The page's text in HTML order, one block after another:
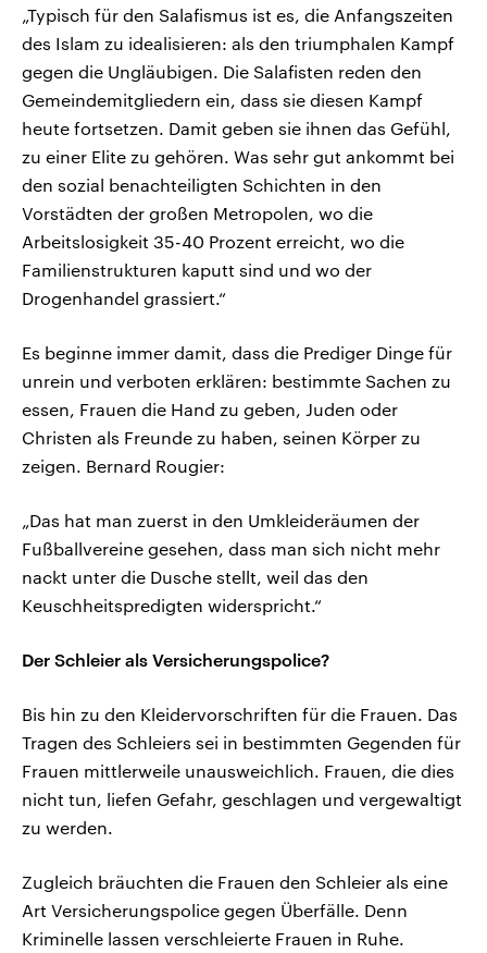
„Typisch für den Salafismus ist es, die Anfangszeiten
des Islam zu idealisieren: als den triumphalen Kampf
gegen die Ungläubigen. Die Salafisten reden den
Gemeindemitgliedern ein, dass sie diesen Kampf
heute fortsetzen. Damit geben sie ihnen das Gefühl,
zu einer Elite zu gehören. Was sehr gut ankommt bei
den sozial benachteiligten Schichten in den
Vorstädten der großen Metropolen, wo die
Arbeitslosigkeit 35-40 Prozent erreicht, wo die
Familienstrukturen kaputt sind und wo der
Drogenhandel grassiert.“
Es beginne immer damit, dass die Prediger Dinge für
unrein und verboten erklären: bestimmte Sachen zu
essen, Frauen die Hand zu geben, Juden oder
Christen als Freunde zu haben, seinen Körper zu
zeigen. Bernard Rougier:
„Das hat man zuerst in den Umkleideräumen der
Fußballvereine gesehen, dass man sich nicht mehr
nackt unter die Dusche stellt, weil das den
Keuschheitspredigten widerspricht.“
Der Schleier als Versicherungspolice?
Bis hin zu den Kleidervorschriften für die Frauen. Das
Tragen des Schleiers sei in bestimmten Gegenden für
Frauen mittlerweile unausweichlich. Frauen, die dies
nicht tun, liefen Gefahr, geschlagen und vergewaltigt
zu werden.
Zugleich bräuchten die Frauen den Schleier als eine
Art Versicherungspolice gegen Überfälle. Denn
Kriminelle lassen verschleierte Frauen in Ruhe.